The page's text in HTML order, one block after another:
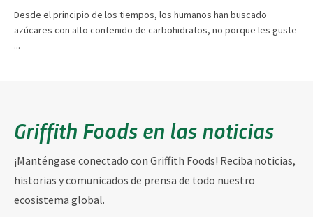
Desde el principio de los tiempos, los humanos han buscado
azúcares con alto contenido de carbohidratos, no porque les guste
...
Griffith Foods en las noticias
¡Manténgase conectado con Griffith Foods! Reciba noticias,
historias y comunicados de prensa de todo nuestro
ecosistema global.